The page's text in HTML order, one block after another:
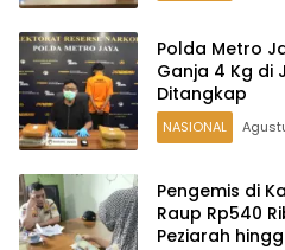
Polda Metro
Ganja 4 Kg di
Ditangkap
NASIONAL
Pengemis di
Raup Rp540
Peziarah